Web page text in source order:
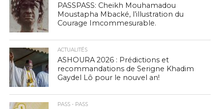
PASSPASS: Cheikh Mouhamadou
Moustapha Mbacké, l’illustration du
Courage Imcommesurable.
ACTUALITÉS
ASHOURA 2026 : Prédictions et
recommandations de Serigne Khadim
Gaydel Lô pour le nouvel an!
PASS - PASS